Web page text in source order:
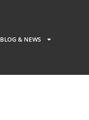
BLOG & NEWS